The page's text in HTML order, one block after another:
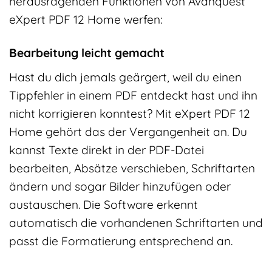
eXpert PDF 12 Home werfen:
Bearbeitung leicht gemacht
Hast du dich jemals geärgert, weil du einen
Tippfehler in einem PDF entdeckt hast und ihn
nicht korrigieren konntest? Mit eXpert PDF 12
Home gehört das der Vergangenheit an. Du
kannst Texte direkt in der PDF-Datei
bearbeiten, Absätze verschieben, Schriftarten
ändern und sogar Bilder hinzufügen oder
austauschen. Die Software erkennt
automatisch die vorhandenen Schriftarten und
passt die Formatierung entsprechend an.